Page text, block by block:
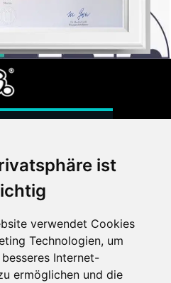
ist
verwendet Cookies
Technologien, um
besseres Internet-
ermöglichen und die
Agentur
Hauspersonal
für